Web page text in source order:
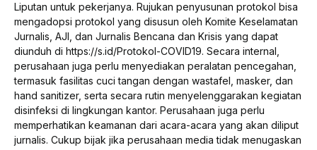
Liputan untuk pekerjanya. Rujukan penyusunan protokol bisa
mengadopsi protokol yang disusun oleh Komite Keselamatan
Jurnalis, AJI, dan Jurnalis Bencana dan Krisis yang dapat
diunduh di https://s.id/Protokol-COVID19. Secara internal,
perusahaan juga perlu menyediakan peralatan pencegahan,
termasuk fasilitas cuci tangan dengan wastafel, masker, dan
hand sanitizer, serta secara rutin menyelenggarakan kegiatan
disinfeksi di lingkungan kantor. Perusahaan juga perlu
memperhatikan keamanan dari acara-acara yang akan diliput
jurnalis. Cukup bijak jika perusahaan media tidak menugaskan